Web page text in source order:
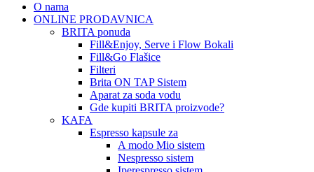
O nama
ONLINE PRODAVNICA
BRITA ponuda
Fill&Enjoy, Serve i Flow Bokali
Fill&Go Flašice
Filteri
Brita ON TAP Sistem
Aparat za soda vodu
Gde kupiti BRITA proizvode?
KAFA
Espresso kapsule za
A modo Mio sistem
Nespresso sistem